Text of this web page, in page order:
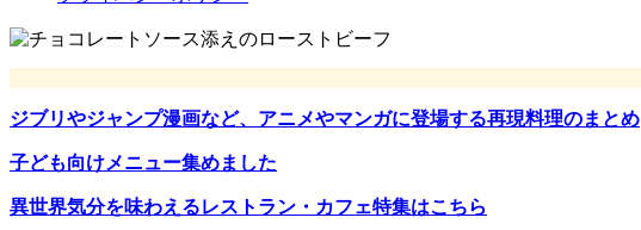
ジブリやジャンプ漫画など、アニメやマンガに登場する再現料理のまとめ
子ども向けメニュー集めました
異世界気分を味わえるレストラン・カフェ特集はこちら